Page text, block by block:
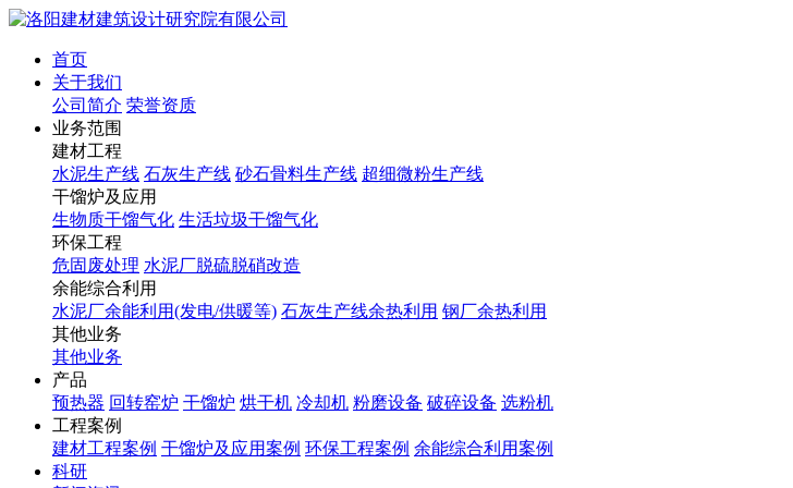
首页
关于我们
公司简介 荣誉资质
业务范围
建材工程
水泥生产线 石灰生产线 砂石骨料生产线 超细微粉生产线
干馏炉及应用
生物质干馏气化 生活垃圾干馏气化
环保工程
危固废处理 水泥厂脱硫脱硝改造
余能综合利用
水泥厂余能利用(发电/供暖等) 石灰生产线余热利用 钢厂余热利用
其他业务
其他业务
产品
预热器 回转窑炉 干馏炉 烘干机 冷却机 粉磨设备 破碎设备 选粉机
工程案例
建材工程案例 干馏炉及应用案例 环保工程案例 余能综合利用案例
科研